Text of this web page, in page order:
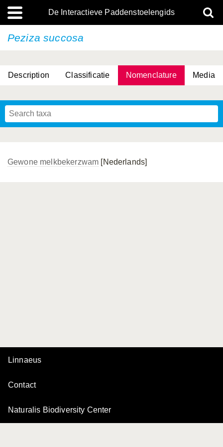
De Interactieve Paddenstoelengids
Peziza succosa
Description Classificatie Nomenclature Media
Gewone melkbekerzwam [Nederlands]
Linnaeus
Contact
Naturalis Biodiversity Center